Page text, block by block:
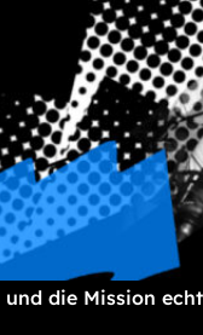
die Mission